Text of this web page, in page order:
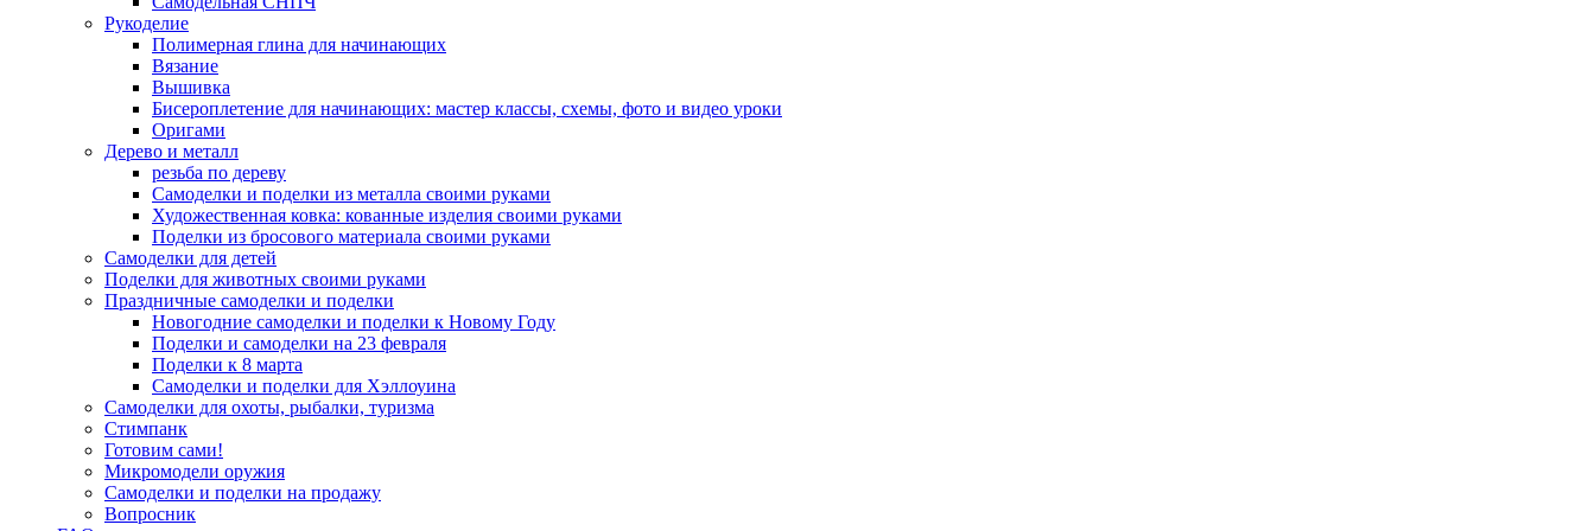
Рукоделие
Полимерная глина для начинающих
Вязание
Вышивка
Бисероплетение для начинающих: мастер классы, схемы, фото и видео уроки
Оригами
Дерево и металл
резьба по дереву
Самоделки и поделки из металла своими руками
Художественная ковка: кованные изделия своими руками
Поделки из бросового материала своими руками
Самоделки для детей
Поделки для животных своими руками
Праздничные самоделки и поделки
Новогодние самоделки и поделки к Новому Году
Поделки и самоделки на 23 февраля
Поделки к 8 марта
Самоделки и поделки для Хэллоуина
Самоделки для охоты, рыбалки, туризма
Стимпанк
Готовим сами!
Микромодели оружия
Самоделки и поделки на продажу
Вопросник